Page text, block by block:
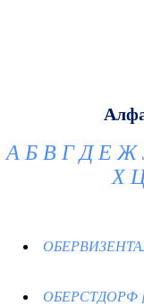
А Б В Г Д Е Ж
Х
ОБЕРСТДОРФ